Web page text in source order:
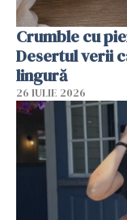
Crumble cu
Desertul verii
lingură
26 IULIE 2026